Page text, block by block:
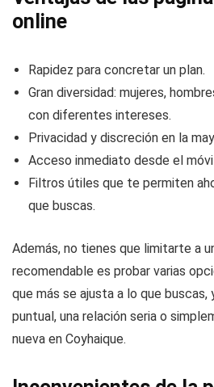
online
Rapidez para concretar un plan.
Gran diversidad: mujeres,
con diferentes intereses.
Privacidad y discreción en la
Acceso inmediato desde el
Filtros útiles que te permiten
que buscas.
Además, no tienes que limitarte a
recomendable es probar varias
que más se ajusta a lo que buscas,
puntual, una relación seria o
nueva en Coyhaique.